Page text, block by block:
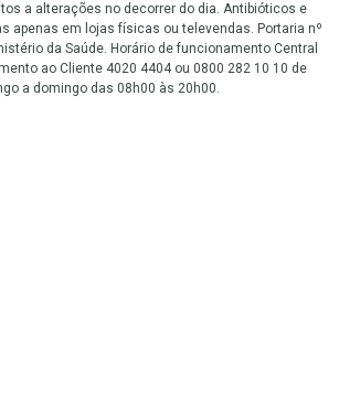
a alterações no decorrer do dia. Antibióticos e
apenas em lojas físicas ou televendas. Portaria nº
da Saúde. Horário de funcionamento Central
ao Cliente 4020 4404 ou 0800 282 10 10 de
a domingo das 08h00 às 20h00.